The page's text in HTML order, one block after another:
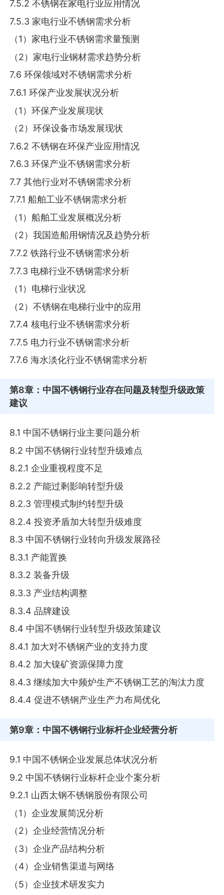
7.5.2 不锈钢在家电行业应用情况
7.5.3 家电行业不锈钢需求分析
（1）家电行业不锈钢需求量预测
（2）家电行业钢材需求趋势分析
7.6 环保领域对不锈钢需求分析
7.6.1 环保产业发展状况分析
（1）环保产业发展现状
（2）环保设备市场发展现状
7.6.2 不锈钢在环保产业应用情况
7.6.3 环保产业不锈钢需求分析
7.7 其他行业对不锈钢需求分析
7.7.1 船舶工业不锈钢需求分析
（1）船舶工业发展概况分析
（2）我国造船用钢情况及趋势分析
7.7.2 铁路行业不锈钢需求分析
7.7.3 电梯行业不锈钢需求分析
（1）电梯行业状况
（2）不锈钢在电梯行业中的应用
7.7.4 核电行业不锈钢需求分析
7.7.5 电力行业不锈钢需求分析
7.7.6 海水淡化行业不锈钢需求分析
第8章 ：中国不锈钢行业存在问题及转型升级政策
建议
8.1 中国不锈钢行业主要问题分析
8.2 中国不锈钢行业转型升级难点
8.2.1 企业重视程度不足
8.2.2 产能过剩影响转型升级
8.2.3 管理模式制约转型升级
8.2.4 投资矛盾加大转型升级难度
8.3 中国不锈钢行业转向升级发展路径
8.3.1 产能置换
8.3.2 装备升级
8.3.3 产业结构调整
8.3.4 品牌建设
8.4 中国不锈钢行业转型升级政策建议
8.4.1 加大对不锈钢产业的支持力度
8.4.2 加大镍矿资源保障力度
8.4.3 继续加大中频炉生产不锈钢工艺的淘汰力度
8.4.4 促进不锈钢产业生产力布局优化
第9章 ：中国不锈钢行业标杆企业经营分析
9.1 中国不锈钢企业发展总体状况分析
9.2 中国不锈钢行业标杆企业个案分析
9.2.1 山西太钢不锈钢股份有限公司
（1）企业发展简况分析
（2）企业经营情况分析
（3）企业产品结构分析
（4）企业销售渠道与网络
（5）企业技术研发实力